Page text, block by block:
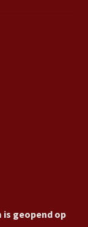
is geopend op